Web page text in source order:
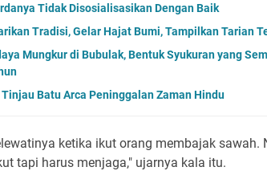
Tidak Disosialisasikan Dengan Baik
Tradisi, Gelar Hajat Bumi, Tampilkan Tarian
Mungkur di Bubulak, Bentuk Syukuran yang
Batu Arca Peninggalan Zaman Hindu
ketika ikut orang membajak sawah.
tapi harus menjaga," ujarnya kala itu.